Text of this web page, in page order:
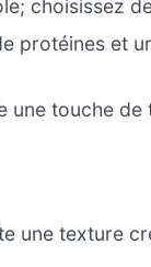
choisissez
protéines et
une touche de
une texture